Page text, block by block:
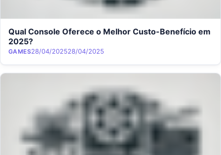
Qual Console Oferece o Melhor Custo-Benefício em
2025?
Category
GAMESPosted on
28/04/202528/04/2025